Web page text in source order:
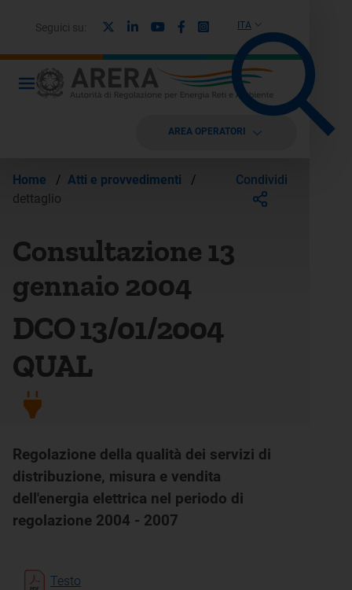
ITA
Seguici su: LinkedinYoutubeFacebook
Instagram
AREA OPERATORI
Home / Atti e provvedimenti
/
dettaglio
Condividi
Consultazione 13
gennaio 2004
DCO 13/01/2004
QUAL
Regolazione della qualità dei servizi di
distribuzione, misura e vendita
dell'energia elettrica nel periodo di
regolazione 2004 - 2007
Testo